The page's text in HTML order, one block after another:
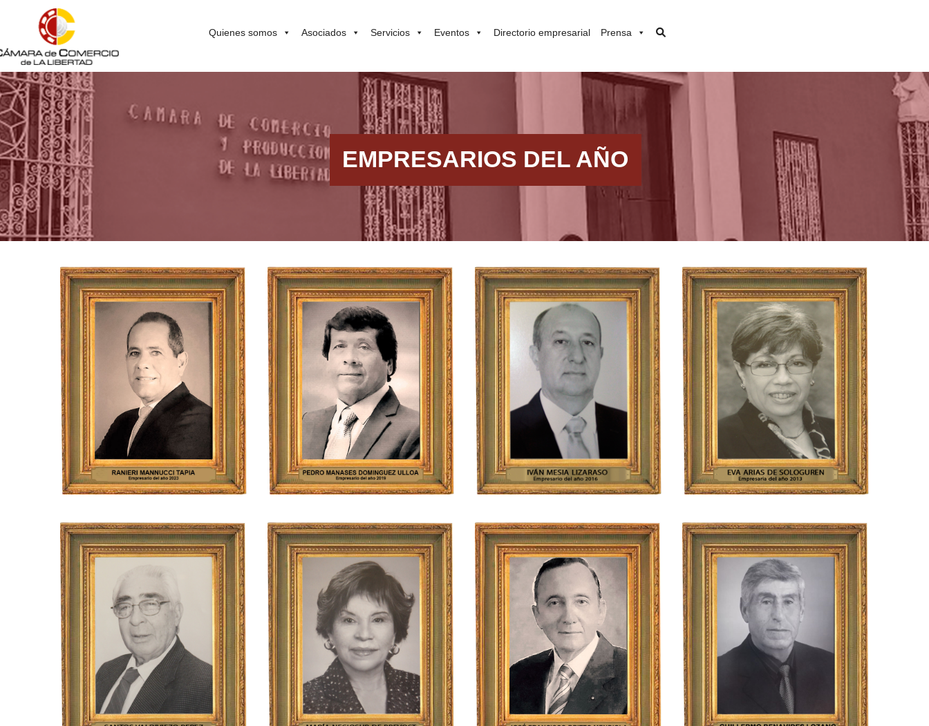
Quienes somos Asociados Servicios Eventos Directorio empresarial Prensa
EMPRESARIOS DEL AÑO